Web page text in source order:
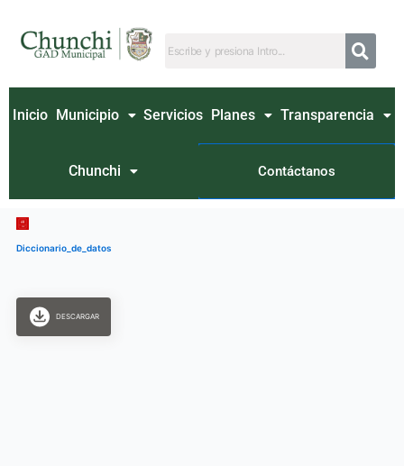
contenido
Inicio Municipio Servicios Planes Transparencia
Chunchi Contáctanos
Diccionario_de_datos
DESCARGAR